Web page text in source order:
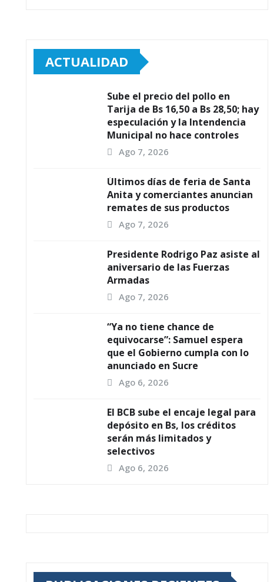
ACTUALIDAD
Sube el precio del pollo en
Tarija de Bs 16,50 a Bs 28,50; hay
especulación y la Intendencia
Municipal no hace controles
Ago 7, 2026
Últimos días de feria de Santa
Anita y comerciantes anuncian
remates de sus productos
Ago 7, 2026
Presidente Rodrigo Paz asiste al
aniversario de las Fuerzas
Armadas
Ago 7, 2026
“Ya no tiene chance de
equivocarse”: Samuel espera
que el Gobierno cumpla con lo
anunciado en Sucre
Ago 6, 2026
El BCB sube el encaje legal para
depósito en Bs, los créditos
serán más limitados y
selectivos
Ago 6, 2026